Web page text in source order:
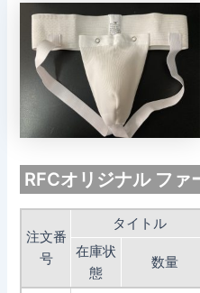
RFCオリジナル フ
注文番
号
タイトル
在庫状
態
数量